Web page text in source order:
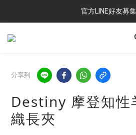
官方LINE好友募
分享到
Destiny 摩登知性
織長夾